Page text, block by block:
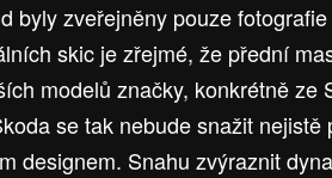
byly zveřejněny pouze fotografie
skic je zřejmé, že přední
modelů značky, konkrétně ze
se tak nebude snažit nejistě
designem. Snahu zvýraznit